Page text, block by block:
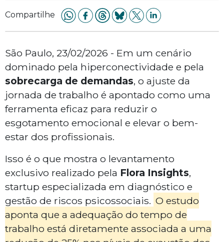
Compartilhe
São Paulo, 23/02/2026 - Em um cenário
dominado pela hiperconectividade e pela
sobrecarga de demandas, o ajuste da
jornada de trabalho é apontado como uma
ferramenta eficaz para reduzir o
esgotamento emocional e elevar o bem-
estar dos profissionais.
Isso é o que mostra o levantamento
exclusivo realizado pela Flora Insights,
startup especializada em diagnóstico e
gestão de riscos psicossociais. O estudo
aponta que a adequação do tempo de
trabalho está diretamente associada a uma